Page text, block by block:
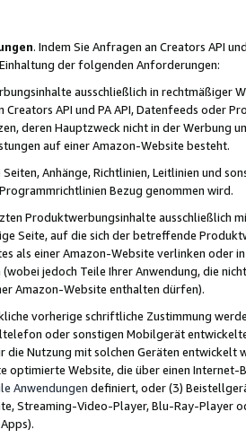
. Indem Sie Anfragen an Creators API
der folgenden Anforderungen:
ausschließlich in rechtmäßiger
Creators API und PA API, Datenfeeds oder
deren Hauptzweck nicht in der Werbung
auf einer Amazon-Website besteht.
Seiten, Anhänge, Richtlinien, Leitlinien und
Bezug genommen wird.
Produktwerbungsinhalte ausschließlich
Seite, auf die sich der betreffende
als einer Amazon-Website verlinken oder
jedoch Teile Ihrer Anwendung, die
Amazon-Website enthalten dürfen).
vorherige schriftliche Zustimmung
oder sonstigen Mobilgerät
die Nutzung mit solchen Geräten
optimierte Website, die über einen
Anwendungen definiert, oder (3)
Streaming-Video-Player, Blu-Ray-Player